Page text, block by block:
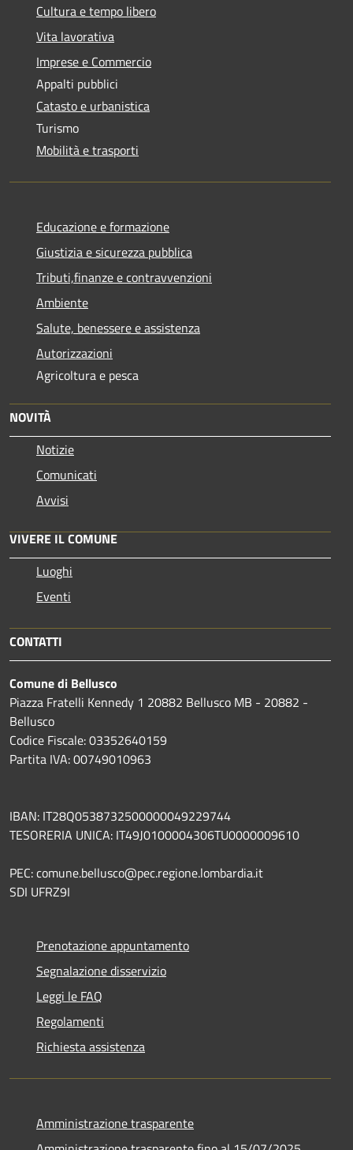
Cultura e tempo libero
Vita lavorativa
Imprese e Commercio
Appalti pubblici
Catasto e urbanistica
Turismo
Mobilità e trasporti
Educazione e formazione
Giustizia e sicurezza pubblica
Tributi,finanze e contravvenzioni
Ambiente
Salute, benessere e assistenza
Autorizzazioni
Agricoltura e pesca
NOVITÀ
Notizie
Comunicati
Avvisi
VIVERE IL COMUNE
Luoghi
Eventi
CONTATTI
Comune di Bellusco
Piazza Fratelli Kennedy 1 20882 Bellusco MB - 20882 -
Bellusco
Codice Fiscale: 03352640159
Partita IVA: 00749010963
IBAN: IT28Q0538732500000049229744
TESORERIA UNICA: IT49J0100004306TU0000009610
PEC: comune.bellusco@pec.regione.lombardia.it
SDI UFRZ9I
Prenotazione appuntamento
Segnalazione disservizio
Leggi le FAQ
Regolamenti
Richiesta assistenza
Amministrazione trasparente